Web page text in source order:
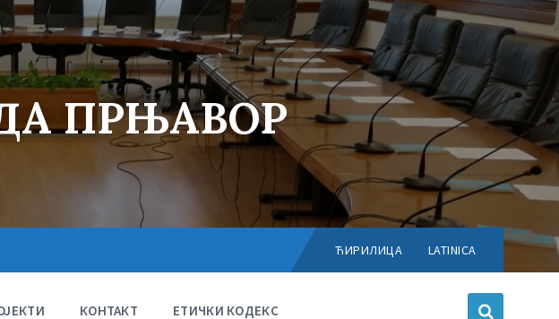
ПРЊАВОР
Choose
language:
ЋИРИЛИЦА LATINICA
КОНТАКТ ЕТИЧКИ КОДЕКС